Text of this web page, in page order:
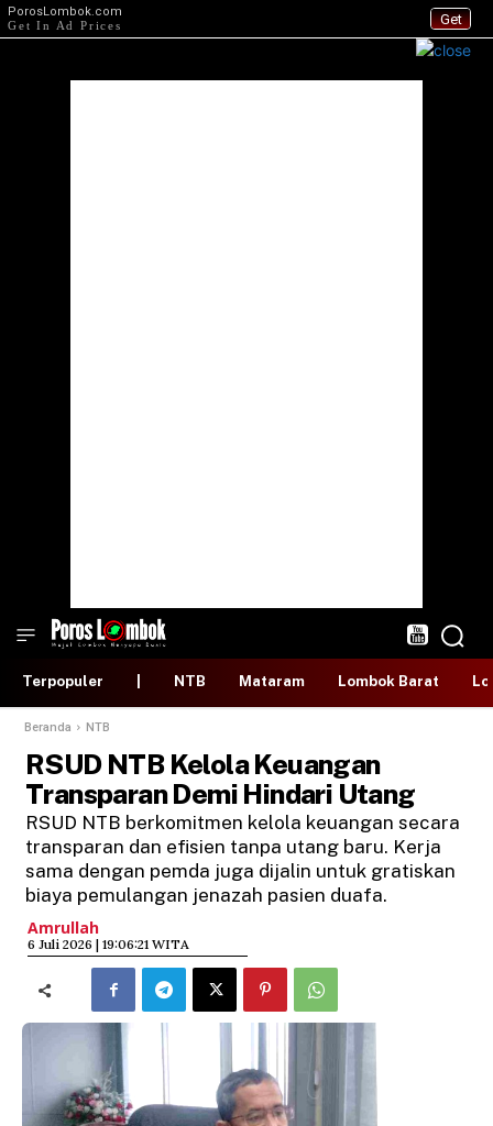
Get
PorosLombok.com
Get In Ad Prices
Terpopuler NTB Mataram Lombok Barat
Beranda NTB
RSUD NTB Kelola Keuangan
Transparan Demi Hindari Utang
RSUD NTB berkomitmen kelola keuangan secara
transparan dan efisien tanpa utang baru. Kerja
sama dengan pemda juga dijalin untuk gratiskan
biaya pemulangan jenazah pasien duafa.
Amrullah
​6 Juli 2026 | 19:06:21 WITA